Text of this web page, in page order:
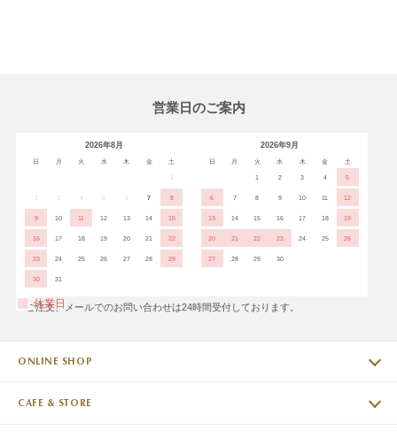
営業日のご案内
2026年8月
日 月 火 水 木 金 土
2 3 5 6 7 8
9 10 11 12 13 14 15
16 17 18 19 20 21 22
23 24 25 26 27 28 29
30 31
2026年9月
日 月 火 水 木 金 土
1 2 3 4 5
6 7 8 9 10 11 12
13 14 15 16 17 18 19
20 21 22 23 24 25 26
27 28 29 30
休業日
※ご注文、メールでのお問い合わせは24時間受付しております。
ONLINE SHOP
CAFE & STORE